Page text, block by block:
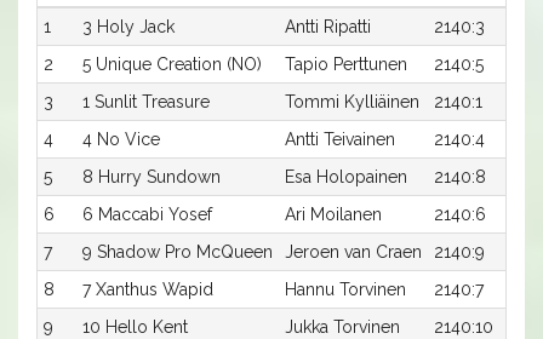
1
3 Holy Jack Antti Ripatti
2140:3
2
5 Unique Creation (NO) Tapio Perttunen
2140:5
3
1 Sunlit Treasure Tommi Kylliäinen
2140:1
4
4 No Vice Antti Teivainen
2140:4
5
8 Hurry Sundown Esa Holopainen
2140:8
6
6 Maccabi Yosef Ari Moilanen
2140:6
7
9 Shadow Pro McQueen Jeroen van Craen
2140:9
8
7 Xanthus Wapid Hannu Torvinen
2140:7
9
10 Hello Kent Jukka Torvinen
2140:10